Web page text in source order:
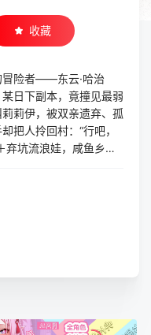
收藏
冒险者――东云·哈治
日下副本，竟撞见最弱
莉伊，被双亲遗弃、孤
把人拎回村：“行吧，
弃坑流浪娃，咸鱼乡村